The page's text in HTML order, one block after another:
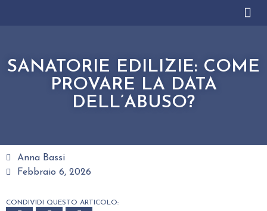
SANATORIE EDILIZIE: COME
PROVARE LA DATA
DELL’ABUSO?
Anna Bassi
Febbraio 6, 2026
CONDIVIDI QUESTO ARTICOLO: